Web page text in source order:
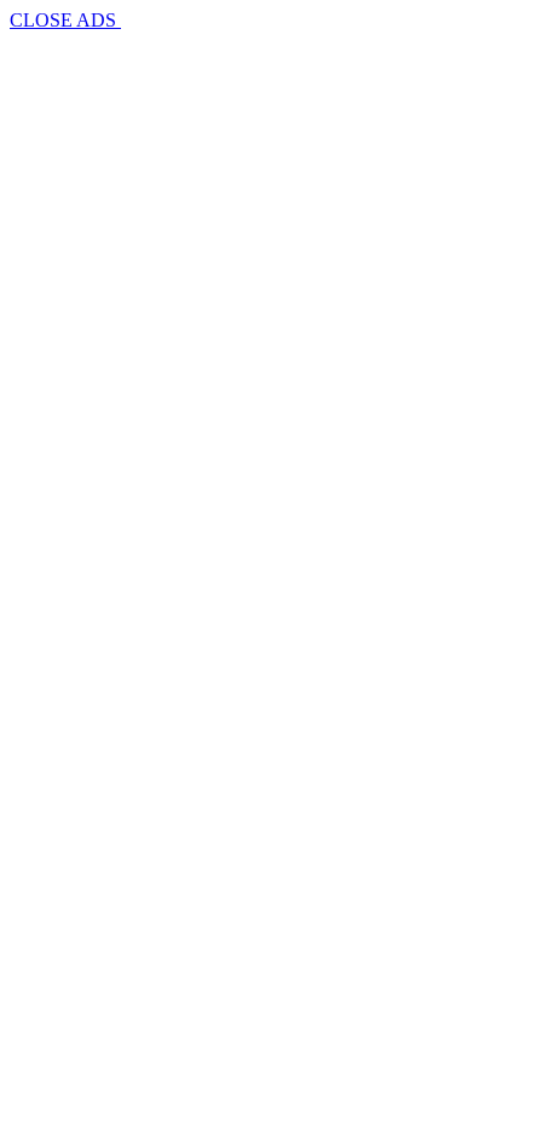
CLOSE ADS